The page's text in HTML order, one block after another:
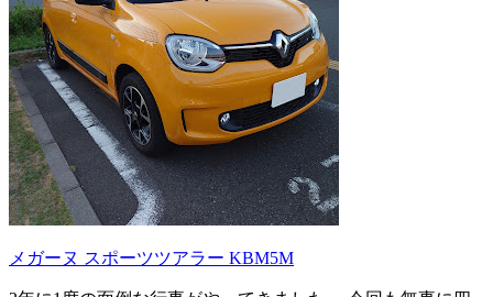
メガーヌ スポーツツアラー KBM5M